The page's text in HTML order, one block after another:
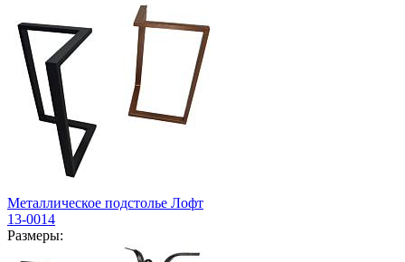
Металлическое подстолье Лофт
13-0014
Размеры: